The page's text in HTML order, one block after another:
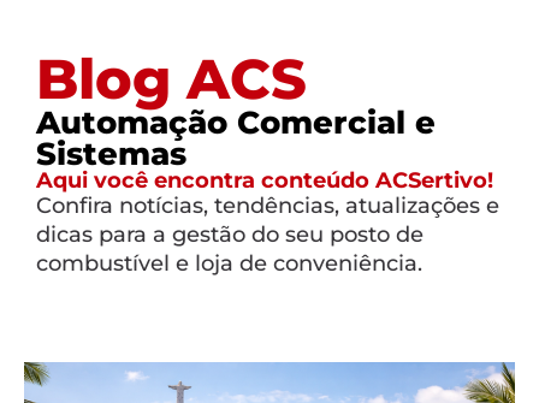
Blog ACS
Automação Comercial e
Sistemas
Aqui você encontra conteúdo ACSertivo!
Confira notícias, tendências, atualizações e
dicas para a gestão do seu posto de
combustível e loja de conveniência.